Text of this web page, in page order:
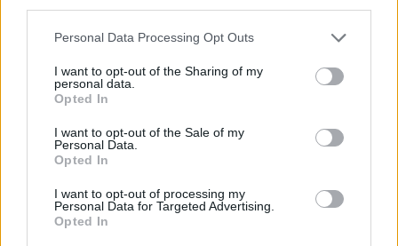
Personal Data Processing Opt Outs
I want to opt-out of the Sharing of my
personal data.
Opted In
I want to opt-out of the Sale of my
Personal Data.
Opted In
I want to opt-out of processing my
Personal Data for Targeted Advertising.
Opted In